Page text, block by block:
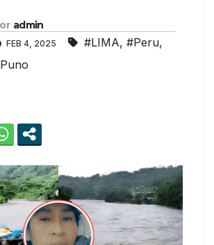
admin
FEB 4, 2025 #LIMA, #Peru,